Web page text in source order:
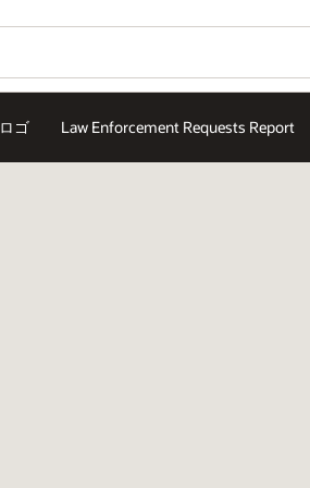
ロゴ Law Enforcement Requests Report